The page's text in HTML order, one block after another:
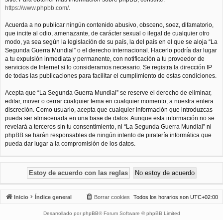
https://www.phpbb.com/.
Acuerda a no publicar ningún contenido abusivo, obsceno, soez, difamatorio,
que incite al odio, amenazante, de carácter sexual o ilegal de cualquier otro
modo, ya sea según la legislación de su país, la del país en el que se aloja “La
Segunda Guerra Mundial” o el derecho internacional. Hacerlo podría dar lugar
a tu expulsión inmediata y permanente, con notificación a tu proveedor de
servicios de Internet si lo consideramos necesario. Se registra la dirección IP
de todas las publicaciones para facilitar el cumplimiento de estas condiciones.
Acepta que “La Segunda Guerra Mundial” se reserve el derecho de eliminar,
editar, mover o cerrar cualquier tema en cualquier momento, a nuestra entera
discreción. Como usuario, acepta que cualquier información que introduzcas
pueda ser almacenada en una base de datos. Aunque esta información no se
revelará a terceros sin tu consentimiento, ni “La Segunda Guerra Mundial” ni
phpBB se harán responsables de ningún intento de piratería informática que
pueda dar lugar a la compromisión de los datos.
Inicio Índice general Todos los horarios son UTC+02:00
Borrar cookies
Desarrollado por phpBB® Forum Software © phpBB Limited